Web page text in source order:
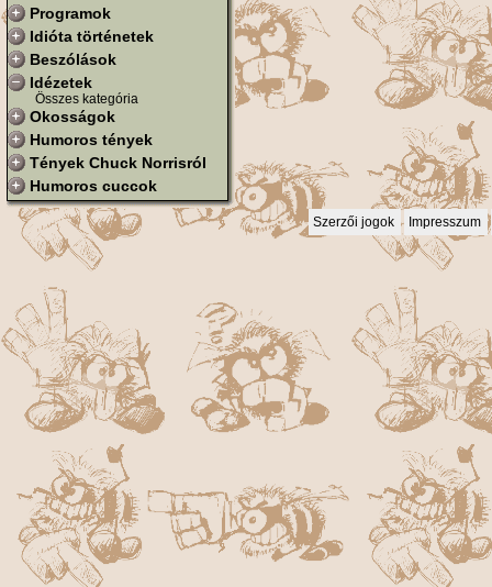
Programok
Idióta történetek
Beszólások
Idézetek
Összes kategória
Okosságok
Humoros tények
Tények Chuck Norrisról
Humoros cuccok
Szerzői jogok Impresszum